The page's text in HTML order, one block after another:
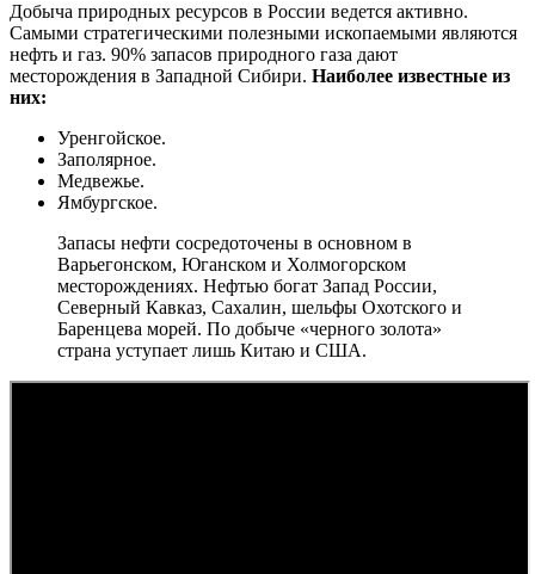
Добыча природных ресурсов в России ведется активно.
Самыми стратегическими полезными ископаемыми являются
нефть и газ. 90% запасов природного газа дают
месторождения в Западной Сибири. Наиболее известные из
них:
Уренгойское.
Заполярное.
Медвежье.
Ямбургское.
Запасы нефти сосредоточены в основном в
Варьегонском, Юганском и Холмогорском
месторождениях. Нефтью богат Запад России,
Северный Кавказ, Сахалин, шельфы Охотского и
Баренцева морей. По добыче «черного золота»
страна уступает лишь Китаю и США.